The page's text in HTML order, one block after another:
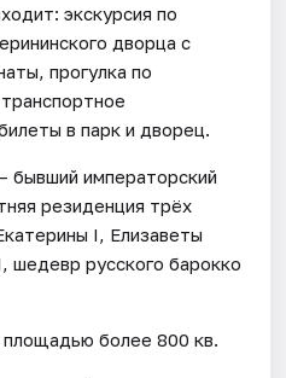
экскурсия по
дворца с
прогулка по
в парк и дворец.
бывший императорский
резиденция трёх
I, Елизаветы
шедевр русского барокко
более 800 кв.